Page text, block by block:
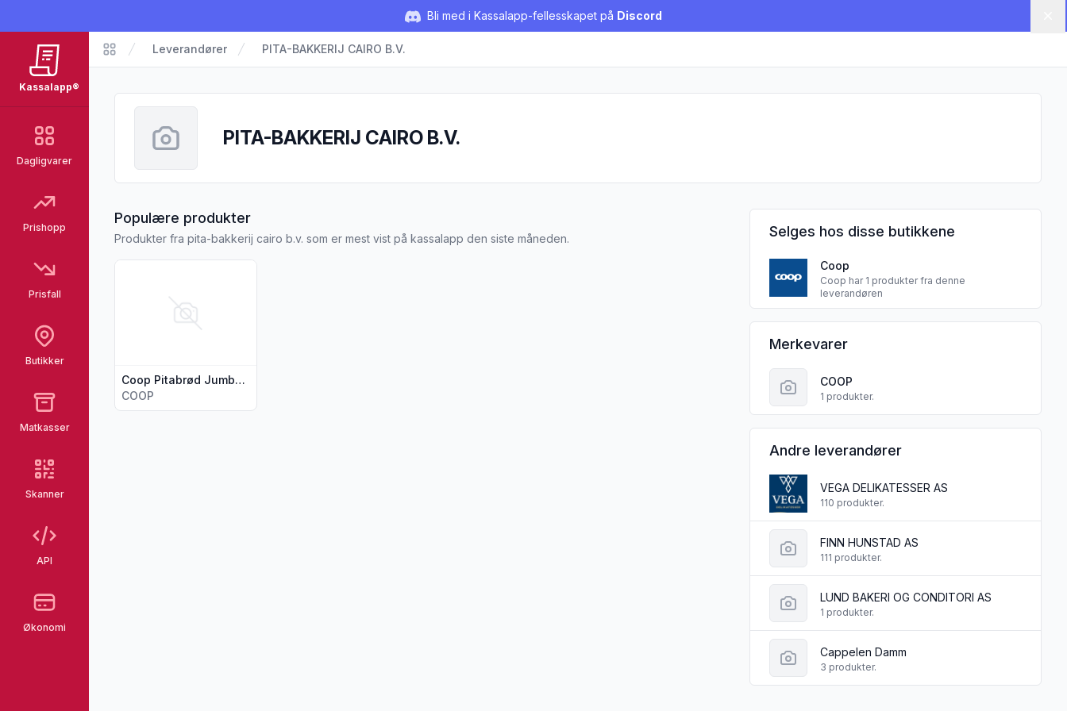
Bli med i Kassalapp-fellesskapet på Discord
Kassalapp®
Dagligvarer
Prishopp
Prisfall
Butikker
Matkasser
Skanner
API
Økonomi
Kassalapp
Leverandører PITA-BAKKERIJ CAIRO B.V.
PITA-BAKKERIJ CAIRO B.V.
Populære produkterfra PITA-BAKKERIJ CAIRO B.V.
Produkter fra pita-bakkerij cairo b.v. som er mest vist på kassalapp den siste måneden.
Coop Pitabrød Jumbo 450g
COOP
Selges hos disse butikkene
Coop
Coop har 1 produkter fra denne
leverandøren
PITA-BAKKERIJ CAIRO B.V. sine
Merkevarer
COOP
1 produkter.
Andre leverandører
VEGA DELIKATESSER AS
110 produkter.
FINN HUNSTAD AS
111 produkter.
LUND BAKERI OG CONDITORI AS
1 produkter.
Cappelen Damm
3 produkter.